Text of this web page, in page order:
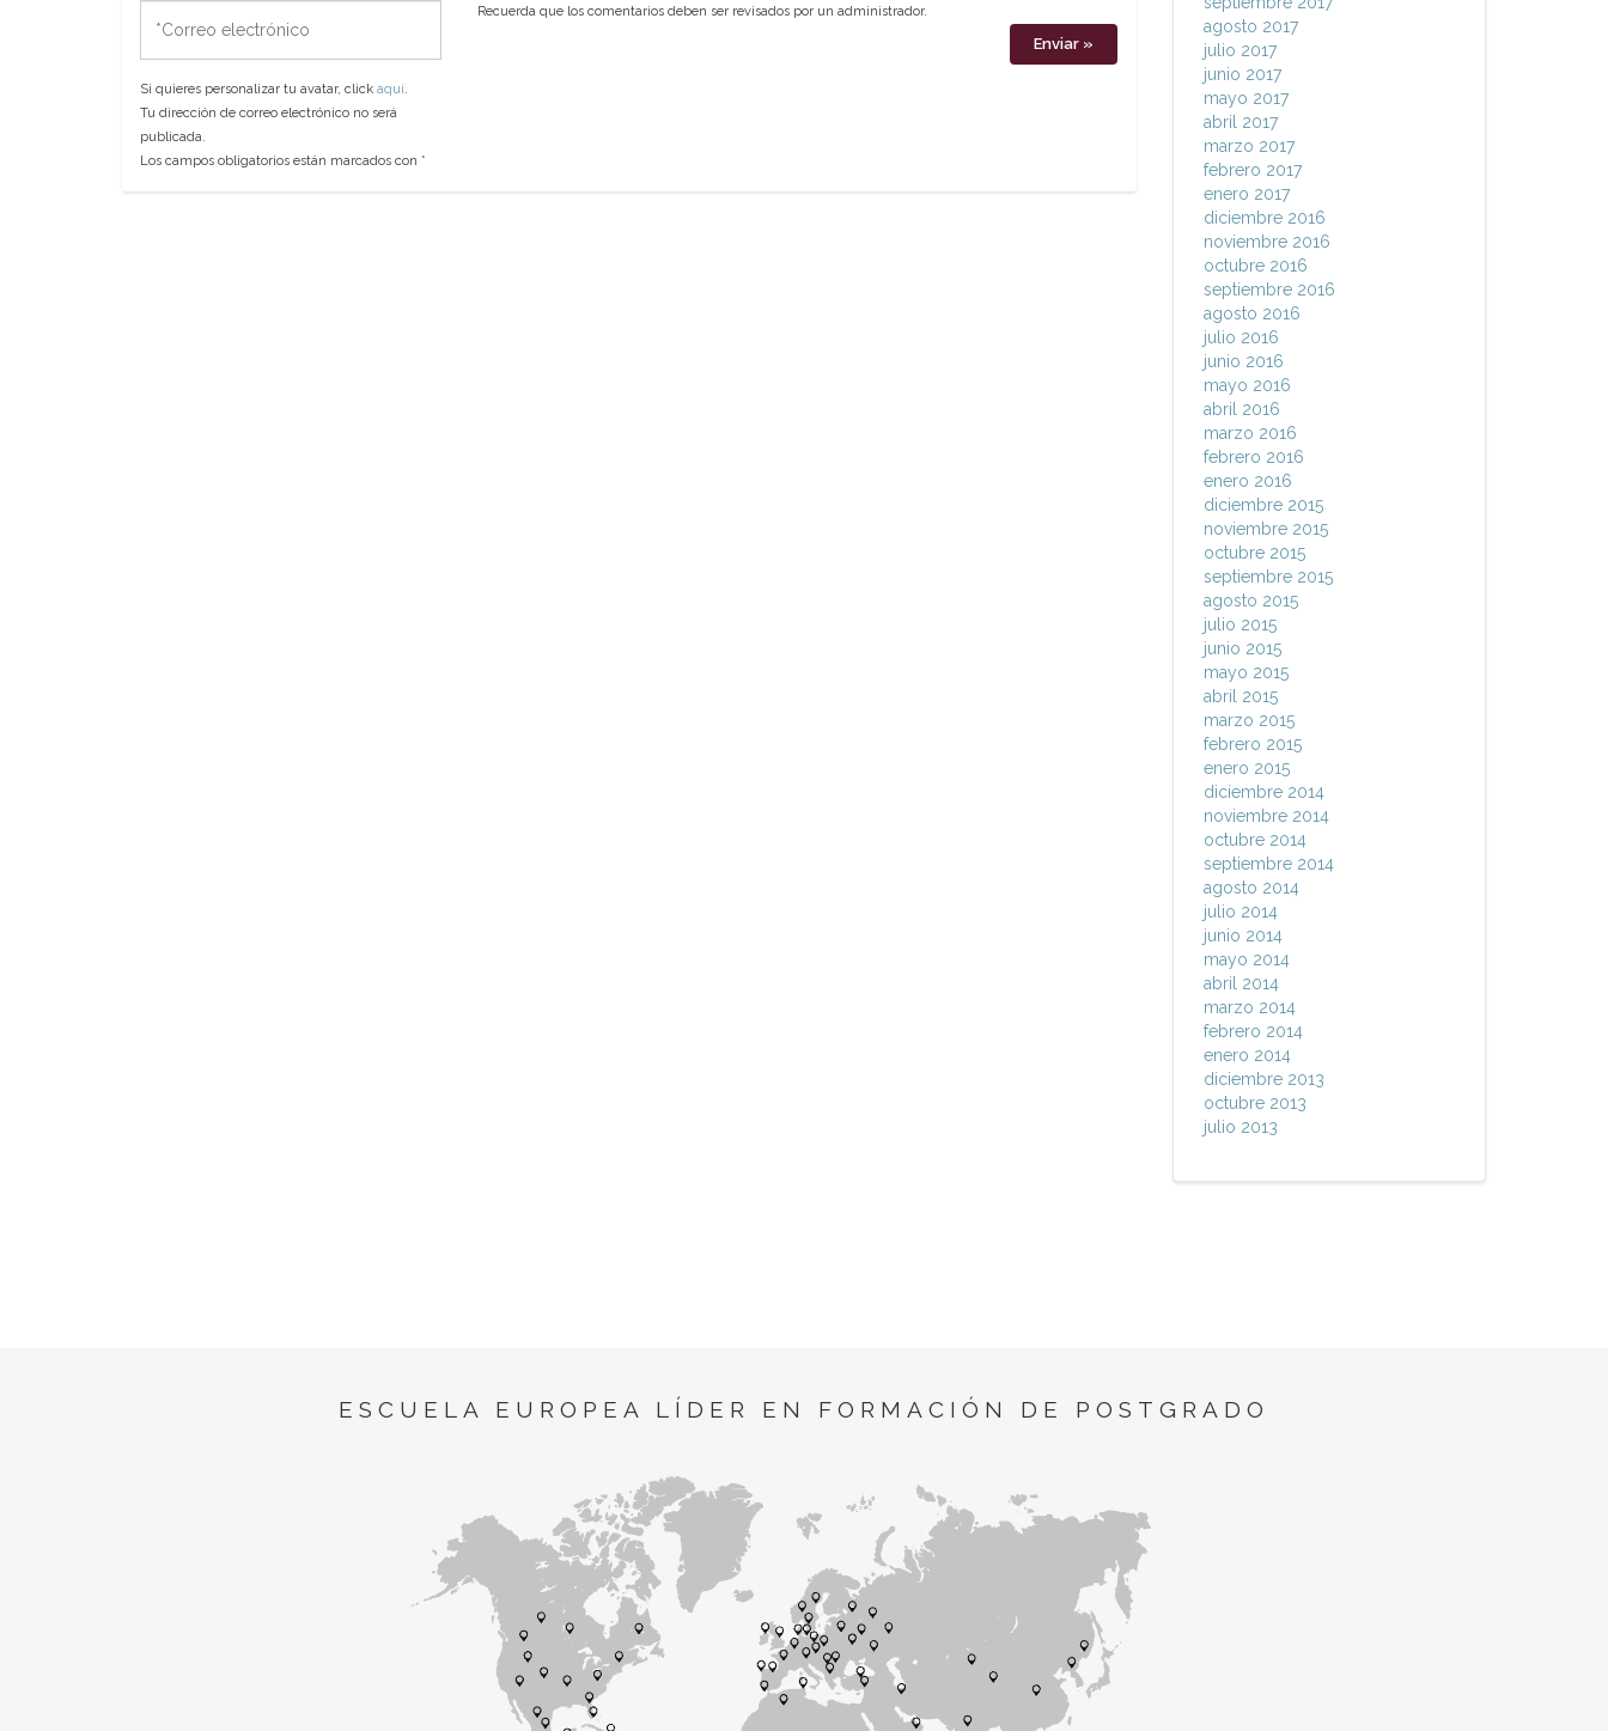
electrónico
Si quieres personalizar tu avatar, click aquí.
Tu dirección de correo electrónico no será
publicada.
Los campos obligatorios están marcados con *
Recuerda que los comentarios deben ser revisados por un administrador.
agosto 2017
julio 2017
junio 2017
mayo 2017
abril 2017
marzo 2017
febrero 2017
enero 2017
diciembre 2016
noviembre 2016
octubre 2016
septiembre 2016
agosto 2016
julio 2016
junio 2016
mayo 2016
abril 2016
marzo 2016
febrero 2016
enero 2016
diciembre 2015
noviembre 2015
octubre 2015
septiembre 2015
agosto 2015
julio 2015
junio 2015
mayo 2015
abril 2015
marzo 2015
febrero 2015
enero 2015
diciembre 2014
noviembre 2014
octubre 2014
septiembre 2014
agosto 2014
julio 2014
junio 2014
mayo 2014
abril 2014
marzo 2014
febrero 2014
enero 2014
diciembre 2013
octubre 2013
julio 2013
ESCUELA EUROPEA LÍDER EN FORMACIÓN DE POSTGRADO